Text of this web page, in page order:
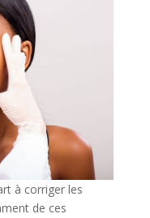
à corriger les
de ces